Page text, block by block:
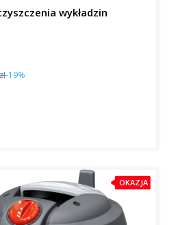
wykładzin
-19%
OKAZJA